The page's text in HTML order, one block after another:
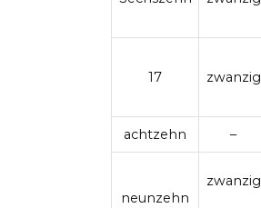
17 zwanzig
achtzehn –
neunzehn
zwanzig